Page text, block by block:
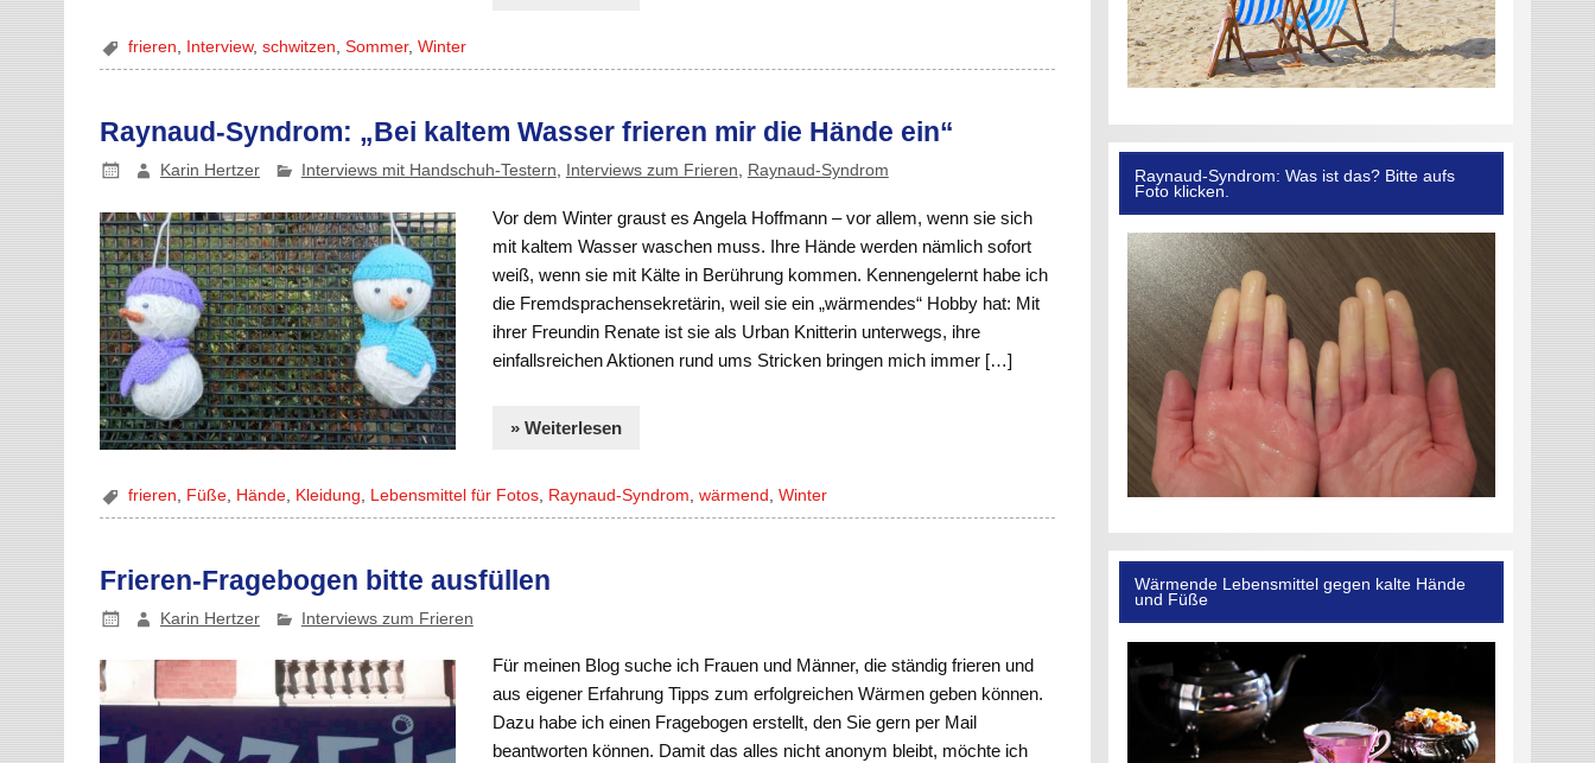
frieren Interview,schwitzen ,Sommer,Winter
Raynaud-Syndrom: „Bei kaltem Wasser frieren mir die Hände ein“
Karin Hertzer Interviews mit Handschuh-Testern, Interviews zum Frieren, Raynaud-Syndrom
Vor dem Winter graust es Angela Hoffmann – vor allem, wenn sie sich
mit kaltem Wasser waschen muss. Ihre Hände werden nämlich sofort
weiß, wenn sie mit Kälte in Berührung kommen. Kennengelernt habe ich
die Fremdsprachensekretärin, weil sie ein „wärmendes“ Hobby hat: Mit
ihrer Freundin Renate ist sie als Urban Knitterin unterwegs, ihre
einfallsreichen Aktionen rund ums Stricken bringen mich immer […]
» Weiterlesen
frieren Füße Hände Kleidung Lebensmittel für Fotos Raynaud-Syndrom ,wärmend ,Winter
Frieren-Fragebogen bitte ausfüllen
Karin Hertzer Interviews zum Frieren
Für meinen Blog suche ich Frauen und Männer, die ständig frieren und
aus eigener Erfahrung Tipps zum erfolgreichen Wärmen geben können.
Dazu habe ich einen Fragebogen erstellt, den Sie gern per Mail
beantworten können. Damit das alles nicht anonym bleibt, möchte ich
Raynaud-Syndrom: Was ist das? Bitte aufs
Foto klicken.
Wärmende Lebensmittel gegen kalte Hände
und Füße